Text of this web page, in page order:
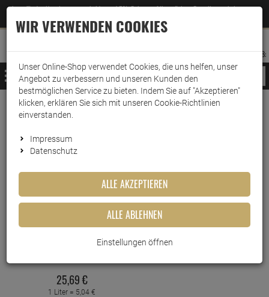
Jetzt für den Newsletter entscheiden und 5% Rabatt auf Ihre nächste Bestellung erhalten
–Zum Newsletter
ANMELDEN
AUFKLAPPEN
MERKZETTEL
WARENKORB:
MENÜ
www.wark24.de Leben & Wohnen Baumarkt Grünbelagentferner
Grünbelagentferner
HG Algen- und Grünbelag
Entferner Konzentrat 5 Liter
25,69€
1 Liter = 5,04 €
WIR VERWENDEN COOKIES
Unser Online-Shop verwendet Cookies, die uns helfen, unser
Angebot zu verbessern und unseren Kunden den
bestmöglichen Service zu bieten. Indem Sie auf "Akzeptieren"
klicken, erklären Sie sich mit unseren Cookie-Richtlinien
einverstanden.
Impressum
Datenschutz
ALLE AKZEPTIEREN
ALLE ABLEHNEN
Einstellungen öffnen